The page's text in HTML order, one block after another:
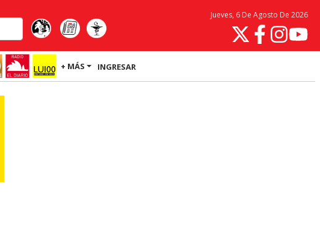
Jueves, 6 De Agosto De 2026
+ MÁS INGRESAR